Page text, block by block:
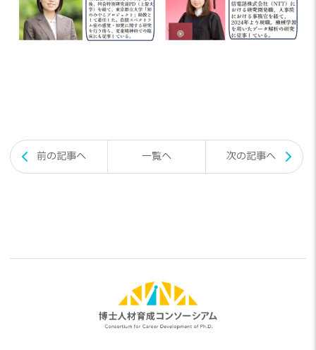
投
稿
前の記事へ 一覧へ 次の記事へ